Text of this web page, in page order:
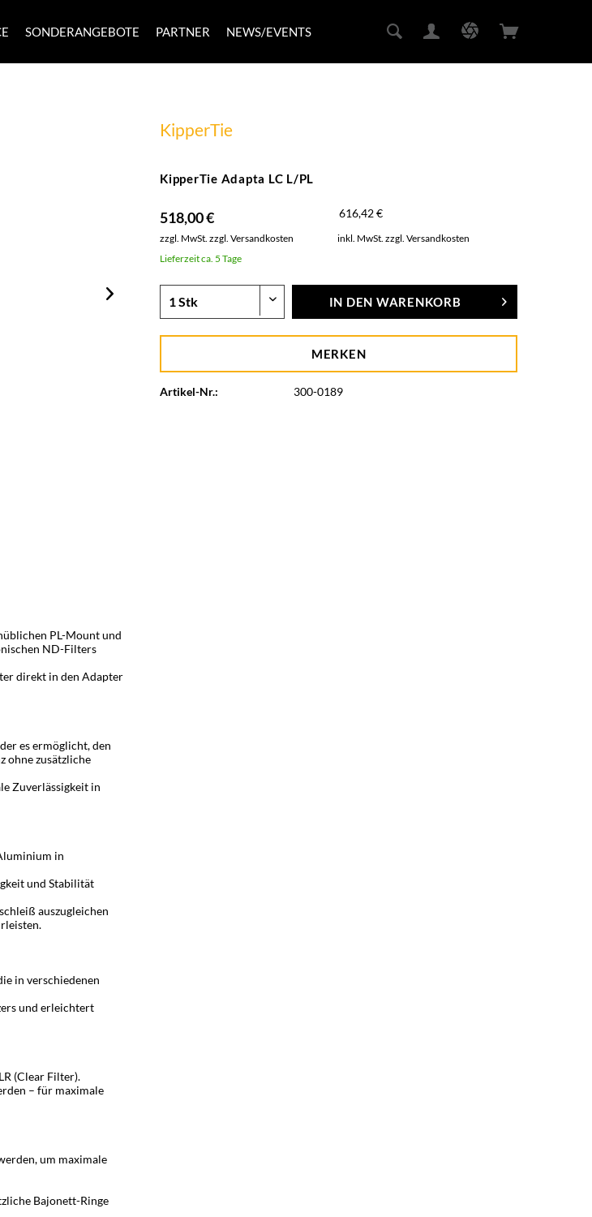
SONDERANGEBOTE PARTNER NEWS/EVENTS
KipperTie
KipperTie Adapta LC L/PL
518,00 € 616,42 €
zzgl. MwSt.zzgl. Versandkosten inkl. MwSt.zzgl. Versandkosten
Lieferzeit ca. 5 Tage
IN DEN WARENKORB
MERKEN
Artikel-Nr.: 300-0189
PL-Mount und
ND-Filters
direkt in den Adapter
es ermöglicht, den
ohne zusätzliche
Zuverlässigkeit in
in
und Stabilität
auszugleichen
in verschiedenen
und erleichtert
(Clear Filter).
– für maximale
um maximale
Bajonett-Ringe